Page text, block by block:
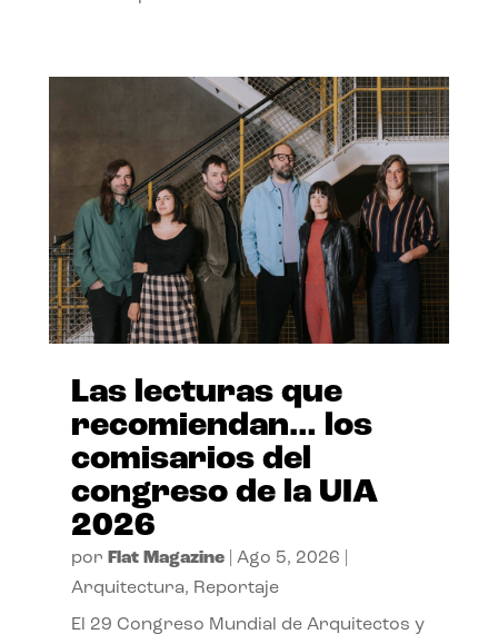
Las lecturas que
recomiendan… los
comisarios del
congreso de la UIA
2026
por Flat Magazine| Ago 5, 2026
Arquitectura, Reportaje
El 29 Congreso Mundial de Arquitectos y